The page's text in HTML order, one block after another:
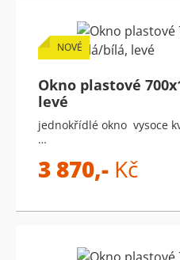
NOVÉ
Okno plastové
levé
jednokřídlé okno vysoce
…
3 870,- Kč